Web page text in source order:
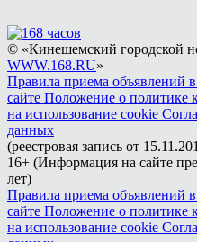
© «Кинешемский городской
WWW.168.RU»
Правила приема объявлений в
сайте Положение о политике
на использование cookie
данных
(реестровая запись от
16+ (Информация на сайте
лет)
Правила приема объявлений в
сайте Положение о политике
на использование cookie